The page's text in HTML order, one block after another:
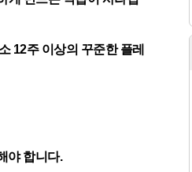
12주 이상의 꾸준한 플레
야 합니다.